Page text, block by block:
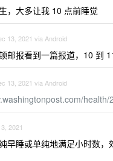
，大多让我 10 点前睡觉
13, 2021 via Android
邮报看到一篇报道，10 到
13, 2021 via Android
2021
早睡或单纯地满足小时数，